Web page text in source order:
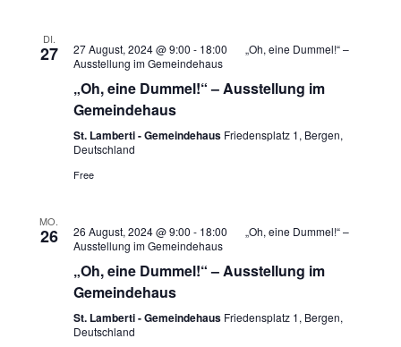
DI.
27 27 August, 2024 @ 9:00 - 18:00
„Oh, eine Dummel!“ –
Ausstellung im Gemeindehaus
„Oh, eine Dummel!“ – Ausstellung im
Gemeindehaus
St. Lamberti - Gemeindehaus Friedensplatz 1, Bergen,
Deutschland
Free
MO.
26 26 August, 2024 @ 9:00 - 18:00
„Oh, eine Dummel!“ –
Ausstellung im Gemeindehaus
„Oh, eine Dummel!“ – Ausstellung im
Gemeindehaus
St. Lamberti - Gemeindehaus Friedensplatz 1, Bergen,
Deutschland